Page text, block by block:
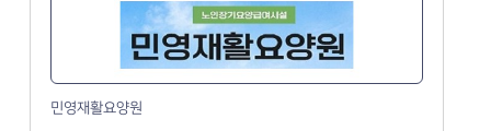
민영재활요양원